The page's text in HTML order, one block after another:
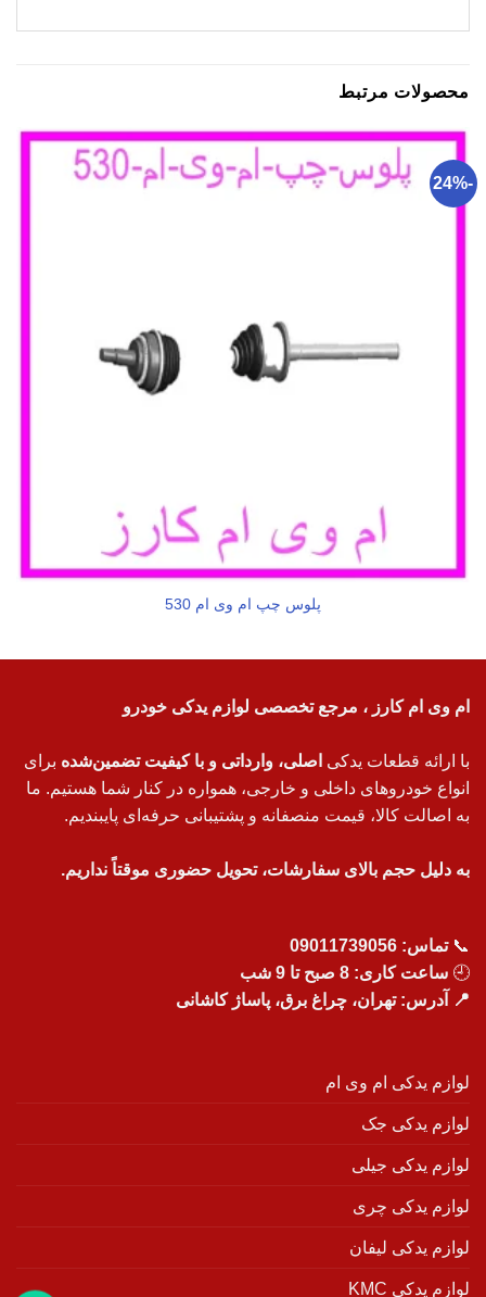
محصولات مرتبط
-24%
پلوس چپ ام وی ام 530
ام وی ام کارز ، مرجع تخصصی لوازم یدکی خودرو
با ارائه قطعات یدکی اصلی، وارداتی و با کیفیت تضمین‌شده برای
انواع خودروهای داخلی و خارجی، همواره در کنار شما هستیم. ما
به اصالت کالا، قیمت منصفانه و پشتیبانی حرفه‌ای پایبندیم.
به دلیل حجم بالای سفارشات، تحویل حضوری موقتاً نداریم.
📞تماس: 09011739056
🕘 ساعت کاری: 8 صبح تا 9 شب
📍 آدرس: تهران، چراغ برق، پاساژ کاشانی
لوازم یدکی ام وی ام
لوازم یدکی جک
لوازم یدکی جیلی
لوازم یدکی چری
لوازم یدکی لیفان
لوازم یدکی KMC